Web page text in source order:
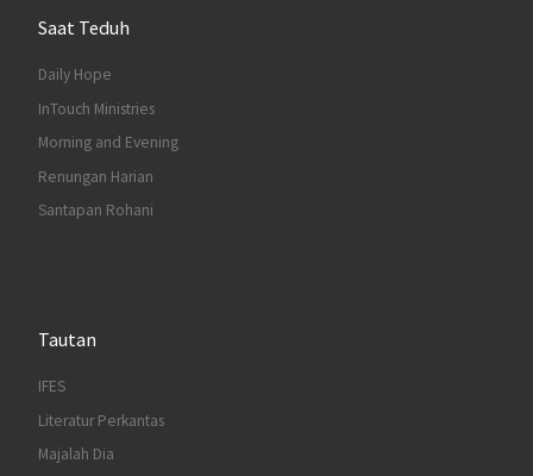
Saat Teduh
Daily Hope
InTouch Ministries
Morning and Evening
Renungan Harian
Santapan Rohani
Tautan
IFES
Literatur Perkantas
Majalah Dia